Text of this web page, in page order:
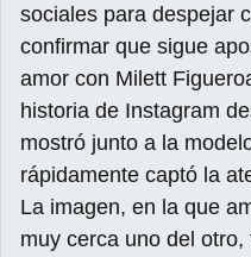
sociales para despejar
confirmar que sigue
amor con Milett
historia de Instagram
mostró junto a la
rápidamente captó la
La imagen, en la que
muy cerca uno del